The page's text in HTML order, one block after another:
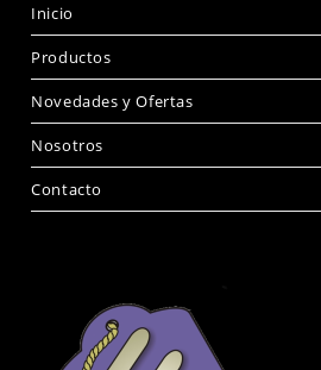
Inicio
Productos
Novedades y Ofertas
Nosotros
Contacto